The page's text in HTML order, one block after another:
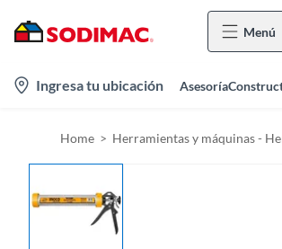
Menú
Ingresa tu ubicación Asesoría
Home Herramientas y máquinas -